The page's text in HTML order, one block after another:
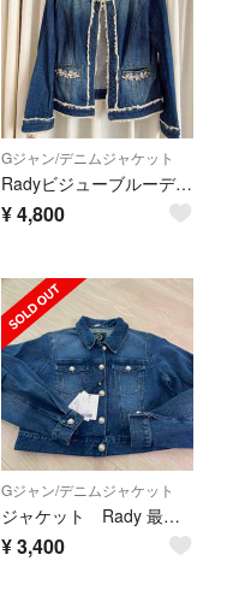
Gジャン/デニムジャケット
Radyビジューブルーデニムジャケット
¥4,800
Gジャン/デニムジャケット
ジャケット Rady 最終値引き♡
¥3,400